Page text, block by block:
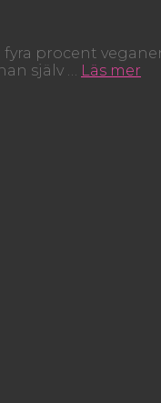
procent
själv … Läs mer